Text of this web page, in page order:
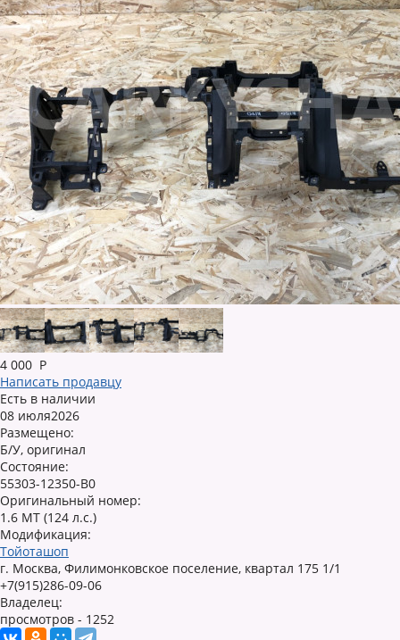
4 000 Р
Написать продавцу
Есть в наличии
08 июля2026
Размещено:
Б/У, оригинал
Состояние:
55303-12350-B0
Оригинальный номер:
1.6 MT (124 л.с.)
Модификация:
Тойоташоп
г. Москва, Филимонковское поселение, квартал 175 1/1
+7(915)286-09-06
Владелец:
просмотров - 1252